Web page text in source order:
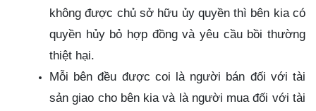
không được chủ sở hữu ủy quyền thì bên kia có
quyền hủy bỏ hợp đồng và yêu cầu bồi thường
thiệt hại.
Mỗi bên đều được coi là người bán đối với tài
sản giao cho bên kia và là người mua đối với tài